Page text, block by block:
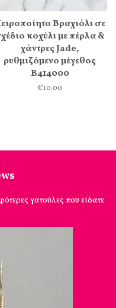
Βραχιόλι σε
κοχύλι με πέρλα &
χάντρες Jade,
ρυθμιζόμενο μέγεθος
Β414000
€10.00
γατούλες που είδατε